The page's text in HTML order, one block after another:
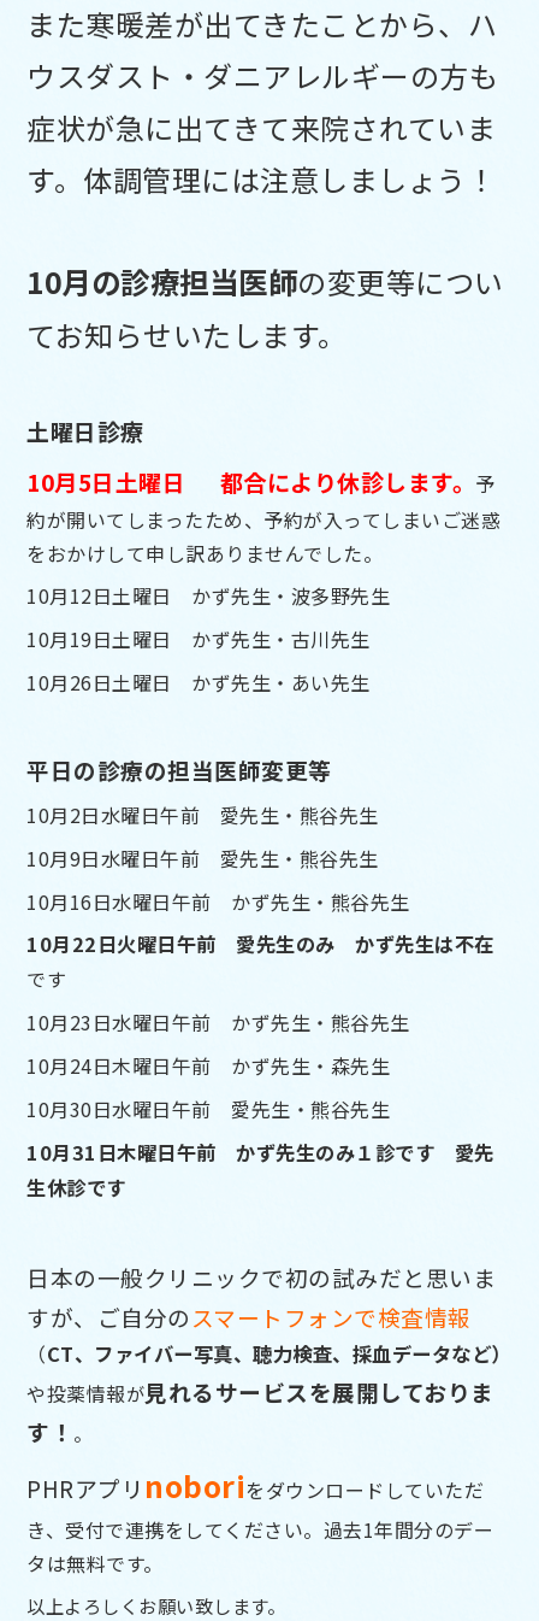
また寒暖差が出てきたことから、ハ
ウスダスト・ダニアレルギーの方も
症状が急に出てきて来院されていま
す。体調管理には注意しましょう！
10月の診療担当医師の変更等につい
てお知らせいたします。
土曜日診療
10月5日土曜日 都合により休診します。 予
約が開いてしまったため、予約が入ってしまいご迷惑
をおかけして申し訳ありませんでした。
10月12日土曜日 かず先生・波多野先生
10月19日土曜日 かず先生・古川先生
10月26日土曜日 かず先生・あい先生
平日の診療の担当医師変更等
10月2日水曜日午前 愛先生・熊谷先生
10月9日水曜日午前 愛先生・熊谷先生
10月16日水曜日午前 かず先生・熊谷先生
10月22日火曜日午前 愛先生のみ かず先生は不在
です
10月23日水曜日午前 かず先生・熊谷先生
10月24日木曜日午前 かず先生・森先生
10月30日水曜日午前 愛先生・熊谷先生
10月31日木曜日午前 かず先生のみ１診です 愛先
生休診です
日本の一般クリニックで初の試みだと思いま
すが、ご自分の スマートフォンで検査情報
（CT、ファイバー写真、聴力検査、採血データなど）
や投薬情報が見れるサービスを展開しておりま
す！ 。
PHRアプリ noboriをダウンロードしていただ
き、受付で連携をして ください。過去1年間分のデー
タは無料です。
以上よろしくお願い致します。